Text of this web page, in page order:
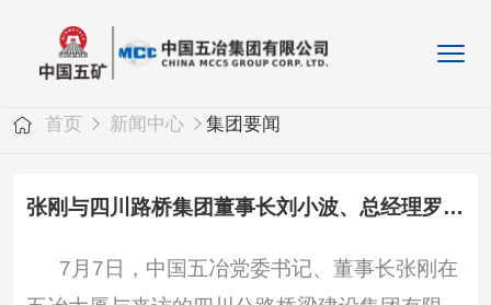
首页 新闻中心 集团要闻
张刚与四川路桥集团董事长刘小波、总经理罗春雨举行工作会谈
7月7日，中国五冶党委书记、董事长张刚在